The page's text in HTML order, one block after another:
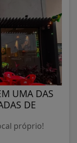
UMA DAS
DE
próprio!